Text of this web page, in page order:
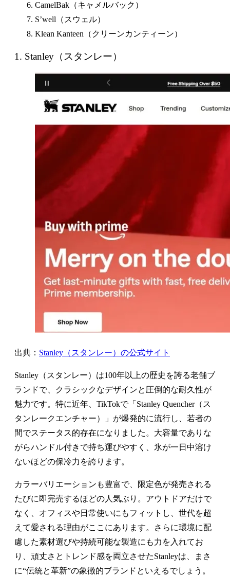
CamelBak（キャメルバック）
S’well（スウェル）
Klean Kanteen（クリーンカンティーン）
1. Stanley（スタンレー）
出典： Stanley（スタンレー）の公式サイト
Stanley（スタンレー）は100年以上の歴史を誇る老舗ブ
ランドで、クラシックなデザインと圧倒的な耐久性が
魅力です。特に近年、TikTokで「Stanley Quencher（ス
タンレークエンチャー）」が爆発的に流行し、若者の
間でステータス的存在になりました。大容量でありな
がらハンドル付きで持ち運びやすく、氷が一日中溶け
ないほどの保冷力を誇ります。
カラーバリエーションも豊富で、限定色が発売される
たびに即完売するほどの人気ぶり。アウトドアだけで
なく、オフィスや日常使いにもフィットし、世代を超
えて愛される理由がここにあります。さらに環境に配
慮した素材選びや持続可能な製造にも力を入れてお
り、頑丈さとトレンド感を両立させたStanleyは、まさ
に“伝統と革新”の象徴的ブランドといえるでしょう。